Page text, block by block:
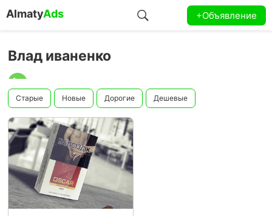
AlmatyAds +Объявление
Влад иваненко
Старые Новые Дорогие Дешевые